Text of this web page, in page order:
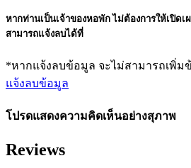
หากท่านเป็นเจ้าของหอพัก ไม่ต้องการให้เปิด
สามารถแจ้งลบได้ที่
*หากแจ้งลบข้อมูล จะไม่สามารถเพิ่
แจ้งลบข้อมูล
โปรดแสดงความคิดเห็นอย่างสุภาพ
Reviews